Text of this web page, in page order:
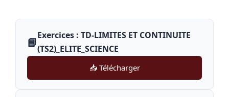
📘
Exercices : TD-LIMITES ET CONTINUITE
(TS2)_ELITE_SCIENCE
📥 Télécharger